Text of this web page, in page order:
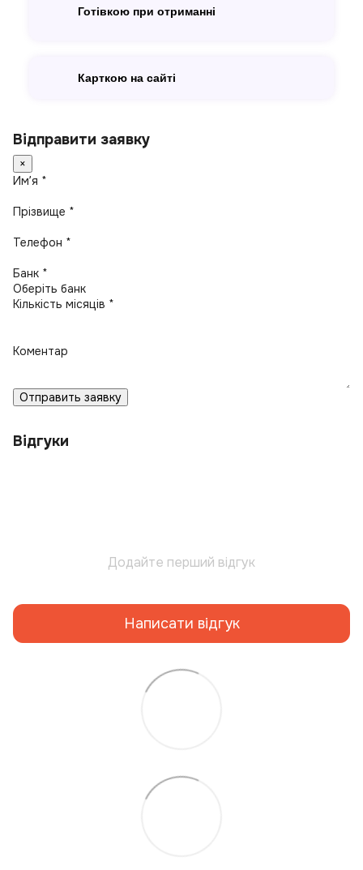
Готівкою при отриманні
Карткою на сайті
Відправити заявку
×
Имʼя *
Прізвище *
Телефон *
Банк *
Кількість місяців *
Коментар
Отправить заявку
Відгуки
Додайте перший відгук
Написати відгук